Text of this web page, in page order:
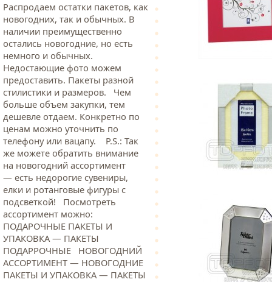
Распродаем остатки пакетов, как
новогодних, так и обычных. В
наличии преимущественно
остались новогодние, но есть
немного и обычных.
Недостающие фото можем
предоставить. Пакеты разной
стилистики и размеров. Чем
больше объем закупки, тем
дешевле отдаем. Конкретно по
ценам можно уточнить по
телефону или вацапу. Р.S.: Так
же можете обратить внимание
на новогодний ассортимент
— есть недорогие сувениры,
елки и ротанговые фигуры с
подсветкой! Посмотреть
ассортимент можно:
ПОДАРОЧНЫЕ ПАКЕТЫ И
УПАКОВКА — ПАКЕТЫ
ПОДАРРОЧНЫЕ НОВОГОДНИЙ
АССОРТИМЕНТ — НОВОГОДНИЕ
ПАКЕТЫ И УПАКОВКА — ПАКЕТЫ